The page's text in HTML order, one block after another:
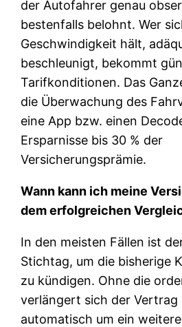
der Autofahrer genau
bestenfalls belohnt. Wer
Geschwindigkeit hält,
beschleunigt, bekommt
Tarifkonditionen. Das
die Überwachung des
eine App bzw. einen
Ersparnisse bis 30 % der
Versicherungsprämie.
Wann kann ich meine
dem erfolgreichen
In den meisten Fällen ist
Stichtag, um die bisherige
zu kündigen. Ohne die
verlängert sich der Vertrag
automatisch um ein